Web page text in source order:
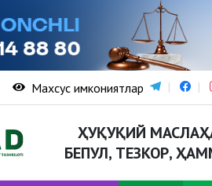
Махсус имкониятлар
ҲУҚУҚИЙ
БЕПУЛ, ТЕЗКОР,